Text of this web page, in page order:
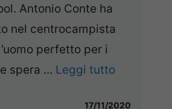
Antonio Conte ha
nel centrocampista
perfetto per i
spera ... Leggi tutto
17/11/2020